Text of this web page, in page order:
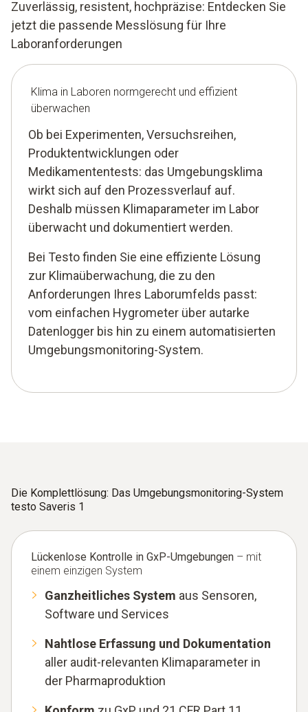
Zuverlässig, resistent, hochpräzise: Entdecken Sie
jetzt die passende Messlösung für Ihre
Laboranforderungen
Klima in Laboren normgerecht und effizient
überwachen
Ob bei Experimenten, Versuchsreihen,
Produktentwicklungen oder
Medikamententests: das Umgebungsklima
wirkt sich auf den Prozessverlauf auf.
Deshalb müssen Klimaparameter im Labor
überwacht und dokumentiert werden.
Bei Testo finden Sie eine effiziente Lösung
zur Klimaüberwachung, die zu den
Anforderungen Ihres Laborumfelds passt:
vom einfachen Hygrometer über autarke
Datenlogger bis hin zu einem automatisierten
Umgebungsmonitoring-System.
Die Komplettlösung: Das Umgebungsmonitoring-System
testo Saveris 1
Lückenlose Kontrolle in GxP-Umgebungen – mit
einem einzigen System
Ganzheitliches System aus Sensoren,
Software und Services
Nahtlose Erfassung und Dokumentation
aller audit-relevanten Klimaparameter in
der Pharmaproduktion